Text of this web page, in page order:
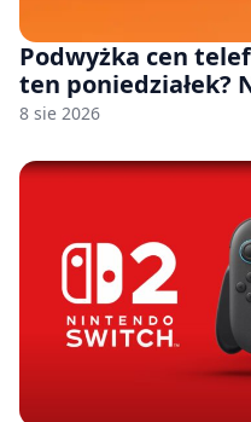
Podwyżka cen
ten poniedziałek?
8 sie 2026